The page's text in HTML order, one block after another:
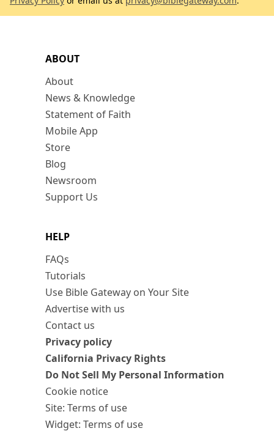
ABOUT
About
News & Knowledge
Statement of Faith
Mobile App
Store
Blog
Newsroom
Support Us
HELP
FAQs
Tutorials
Use Bible Gateway on Your Site
Advertise with us
Contact us
Privacy policy
California Privacy Rights
Do Not Sell My Personal Information
Cookie notice
Site: Terms of use
Widget: Terms of use